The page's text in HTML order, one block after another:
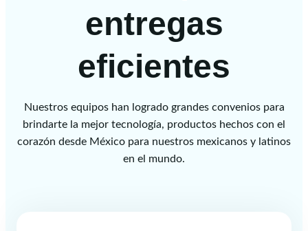
entregas
eficientes
Nuestros equipos han logrado grandes convenios para
brindarte la mejor tecnología, productos hechos con el
corazón desde México para nuestros mexicanos y latinos
en el mundo.